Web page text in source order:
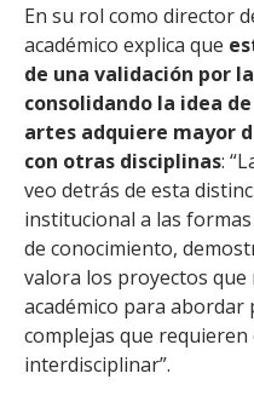
En su rol como director
académico explica que
de una validación por
consolidando la idea
artes adquiere mayor
con otras disciplinas:
veo detrás de esta
institucional a las
de conocimiento,
valora los proyectos
académico para
complejas que requieren
interdisciplinar”.